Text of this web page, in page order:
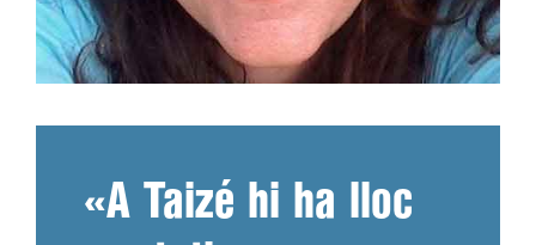
«A Taizé hi ha lloc